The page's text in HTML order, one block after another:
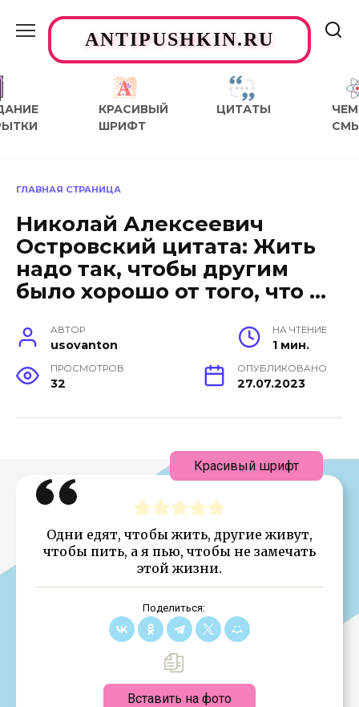
содержаниюANTIPUSHKIN.RU
КРАСИВЫЙ
ШРИФТ
ЦИТАТЫ
ЧЕМ
ГЛАВНАЯ СТРАНИЦА
Николай Алексеевич
Островский цитата: Жить
надо так, чтобы другим
было хорошо от того, что …
АВТОР
usovanton
НА ЧТЕНИЕ
1 мин.
ПРОСМОТРОВ
32
ОПУБЛИКОВАНО
27.07.2023
Одни едят, чтобы жить, другие живут,
чтобы пить, а я пью, чтобы не замечать
этой жизни.
Поделиться:
Вставить на фото
Красивый шрифт